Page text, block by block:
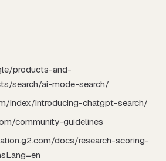
products-and-
search/ai-mode-search/
index/introducing-chatgpt-search/
community-guidelines
docs/research-scoring-